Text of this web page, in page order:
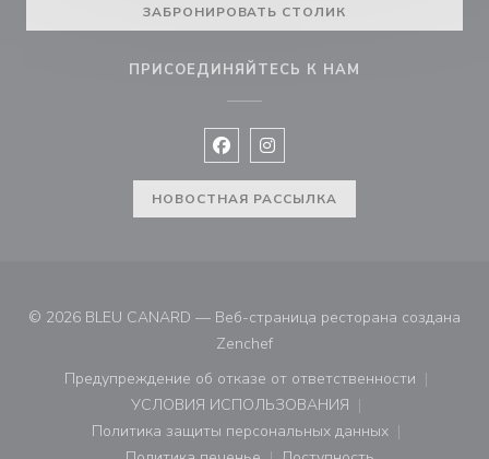
ЗАБРОНИРОВАТЬ СТОЛИК
ПРИСОЕДИНЯЙТЕСЬ К НАМ
Facebook ((открывается в новом
Instagram ((открывается в
НОВОСТНАЯ РАССЫЛКА
© 2026 BLEU CANARD — Веб-страница ресторана создана
Zenchef((открывается в новом окне))
Предупреждение об отказе от ответственности
((открывается в новом окне))
УСЛОВИЯ ИСПОЛЬЗОВАНИЯ
((открывается в новом окне))
Политика защиты персональных данных
((открывается в новом окне))